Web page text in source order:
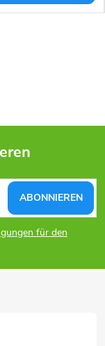
für den
ABONNIEREN